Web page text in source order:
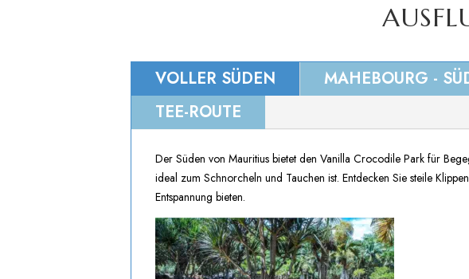
VOLLER SÜDEN MAHEBOURG -
TEE-ROUTE
Der Süden von Mauritius bietet den Vanilla Crocodile Park für
ideal zum Schnorcheln und Tauchen ist. Entdecken Sie steile
Entspannung bieten.